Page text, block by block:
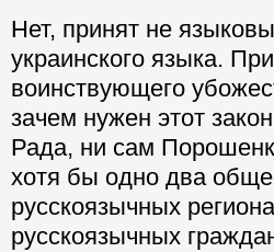
Нет, принят не
украинского языка.
воинствующего
зачем нужен этот
Рада, ни сам
хотя бы одно два
русскоязычных
русскоязычных